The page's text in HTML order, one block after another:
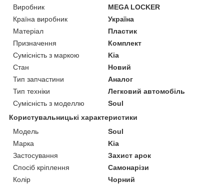
Виробник
MEGA LOCKER
Країна виробник
Україна
Матеріал
Пластик
Призначення
Комплект
Сумісність з маркою
Kia
Стан
Новий
Тип запчастини
Аналог
Тип техніки
Легковий автомобіль
Сумісність з моделлю
Soul
Користувальницькі характеристики
Мoдель
Soul
Марка
Kia
Застосування
Захист арок
Спосіб кріплення
Самонарізи
Колір
Чорний